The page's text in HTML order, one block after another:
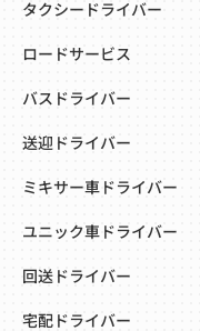
タクシードライバー
ロードサービス
バスドライバー
送迎ドライバー
ミキサー車ドライバー
ユニック車ドライバー
回送ドライバー
宅配ドライバー